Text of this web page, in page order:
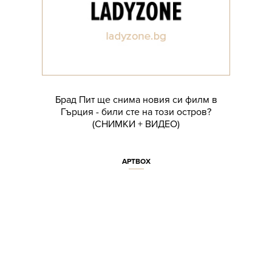
Брад Пит ще снима новия си филм в
Гърция - били сте на този остров?
(СНИМКИ + ВИДЕО)
АРТBOX